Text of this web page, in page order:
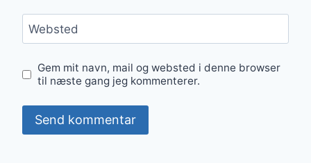
Websted
Gem mit navn, mail og websted i denne browser
til næste gang jeg kommenterer.